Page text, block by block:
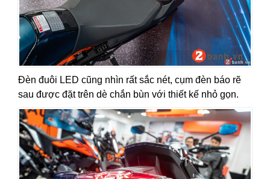
Đèn đuôi LED cũng nhìn rất sắc nét, cụm đèn báo rẽ
sau được đặt trên dè chắn bùn với thiết kế nhỏ gọn.